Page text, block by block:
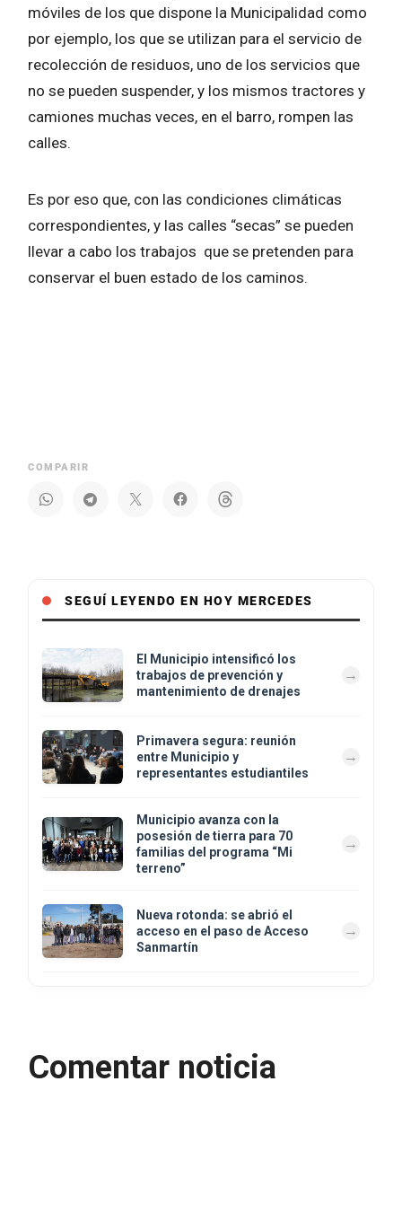
móviles de los que dispone la Municipalidad como
por ejemplo, los que se utilizan para el servicio de
recolección de residuos, uno de los servicios que
no se pueden suspender, y los mismos tractores y
camiones muchas veces, en el barro, rompen las
calles.
Es por eso que, con las condiciones climáticas
correspondientes, y las calles “secas” se pueden
llevar a cabo los trabajos que se pretenden para
conservar el buen estado de los caminos.
COMPARIR
SEGUÍ LEYENDO EN HOY MERCEDES
El Municipio intensificó los
trabajos de prevención y
mantenimiento de drenajes
Primavera segura: reunión
entre Municipio y
representantes estudiantiles
Municipio avanza con la
posesión de tierra para 70
familias del programa “Mi
terreno”
Nueva rotonda: se abrió el
acceso en el paso de Acceso
Sanmartín
Comentar noticia